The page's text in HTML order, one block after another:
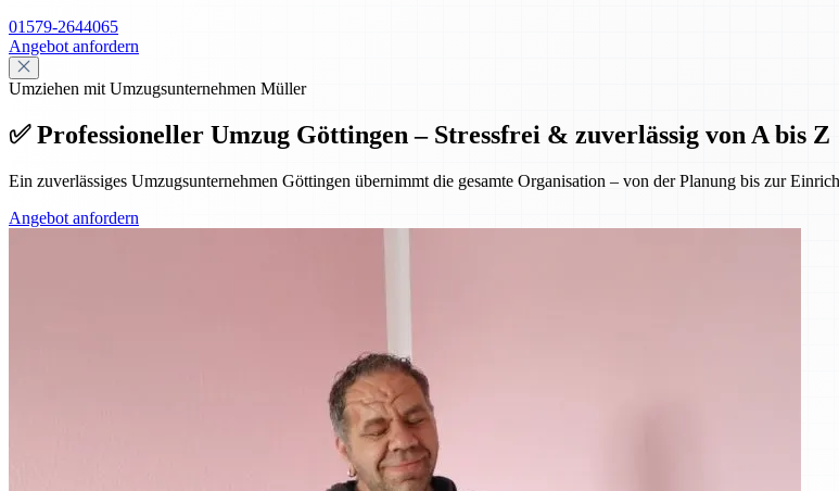
01579-2644065
Angebot anfordern
Umziehen mit Umzugsunternehmen Müller
✅ Professioneller Umzug Göttingen – Stressfrei & zuverlässig von A bis Z
Ein zuverlässiges Umzugsunternehmen Göttingen übernimmt die gesamte Organisation – von der Planung bis zur
Angebot anfordern